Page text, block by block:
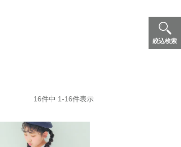
絞込検索
16件中 1-16件表示